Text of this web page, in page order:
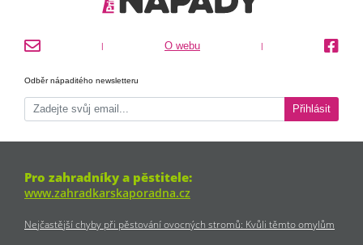
| O webu |
Odběr nápaditého newsletteru
Přihlásit
Pro zahradníky a pěstitele:
www.zahradkarskaporadna.cz
Nejčastější chyby při pěstování ovocných stromů: Kvůli těmto omylům